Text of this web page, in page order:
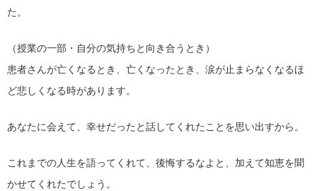
た。
（授業の一部・自分の気持ちと向き合うとき）
患者さんが亡くなるとき、亡くなったとき、涙が止まらなくなるほ
ど悲しくなる時があります。
あなたに会えて、幸せだったと話してくれたことを思い出すから。
これまでの人生を語ってくれて、後悔するなよと、加えて知恵を聞
かせてくれたでしょう。